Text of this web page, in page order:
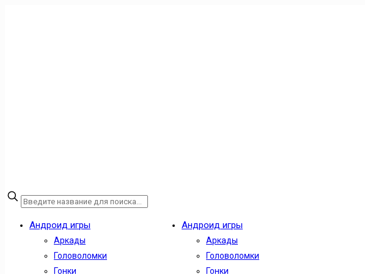
Андроид игры
Аркады
Головоломки
Гонки
Андроид игры
Аркады
Головоломки
Гонки